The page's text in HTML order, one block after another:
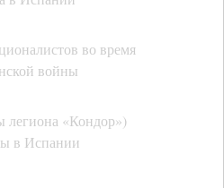
во время
войны
легиона «Кондор»)
в Испании